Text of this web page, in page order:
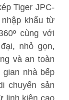
Tiger JPC-
khẩu từ
cùng với
nhỏ gọn,
và an toàn
gian nhà bếp
chuyển sản